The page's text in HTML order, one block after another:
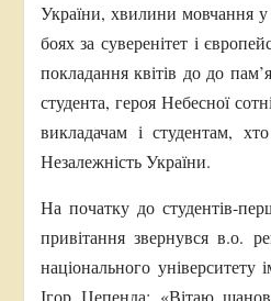
України, хвилини мовчання
боях за суверенітет і
покладання квітів до до
студента, героя Небесної
викладачам і студентам,
Незалежність України.
На початку до студентів-
привітання звернувся в.о.
національного університету
Ігор Цепенда: «Вітаю